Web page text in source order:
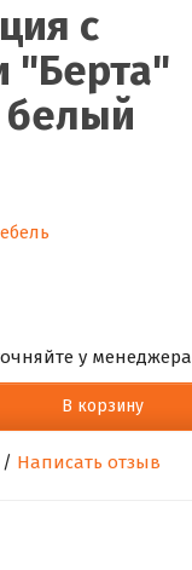
с
"Берта"
у менеджера
В корзину
/ Написать отзыв